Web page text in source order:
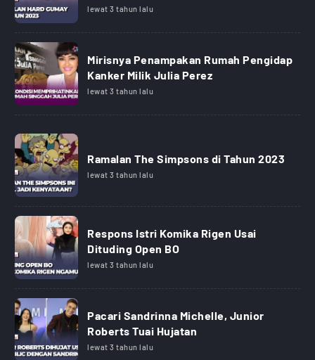
lewat 3 tahun lalu
Mirisnya Penampakan Rumah Pengidap
Kanker Milik Julia Perez
lewat 3 tahun lalu
Ramalan The Simpsons di Tahun 2023
lewat 3 tahun lalu
Respons Istri Komika Rigen Usai
Dituding Open BO
lewat 3 tahun lalu
Pacari Sandrinna Michelle, Junior
Roberts Tuai Hujatan
lewat 3 tahun lalu